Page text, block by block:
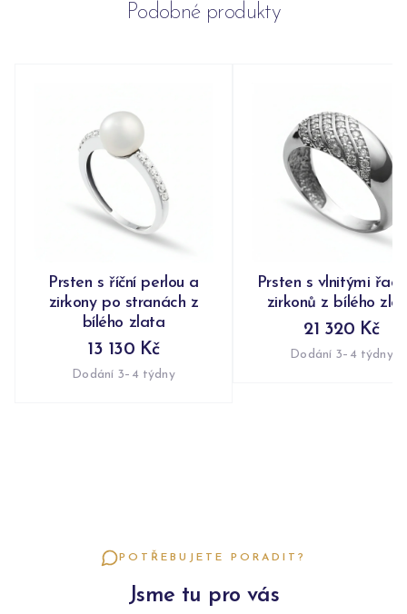
Podobné produkty
Prsten s říční perlou a
zirkony po stranách z
bílého zlata
13 130 Kč
Dodání 3–4 týdny
Prsten s vlnitými
zirkonů z bílého
21 320 Kč
Dodání 3–4 týdny
POTŘEBUJETE PORADIT?
Jsme tu pro vás